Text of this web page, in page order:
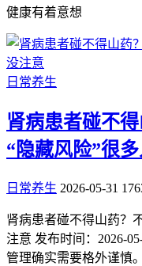
健康有着意想
日常养生
肾病患者碰不
“隐藏风险”很
日常养生 2026-05-31
肾病患者碰不得山药？
注意 发布时间：2026-
管理确实需要格外谨慎